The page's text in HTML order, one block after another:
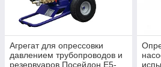
Агрегат для опрессовки
давлением трубопроводов и
резервуаров Посейдон Е5-